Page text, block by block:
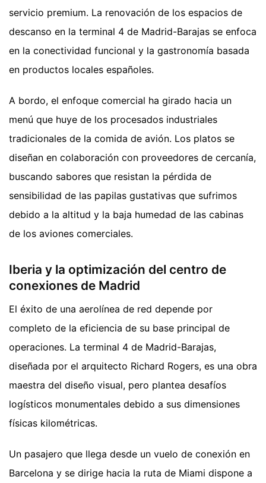
servicio premium. La renovación de los espacios de
descanso en la terminal 4 de Madrid-Barajas se enfoca
en la conectividad funcional y la gastronomía basada
en productos locales españoles.
A bordo, el enfoque comercial ha girado hacia un
menú que huye de los procesados industriales
tradicionales de la comida de avión. Los platos se
diseñan en colaboración con proveedores de cercanía,
buscando sabores que resistan la pérdida de
sensibilidad de las papilas gustativas que sufrimos
debido a la altitud y la baja humedad de las cabinas
de los aviones comerciales.
Iberia y la optimización del centro de
conexiones de Madrid
El éxito de una aerolínea de red depende por
completo de la eficiencia de su base principal de
operaciones. La terminal 4 de Madrid-Barajas,
diseñada por el arquitecto Richard Rogers, es una obra
maestra del diseño visual, pero plantea desafíos
logísticos monumentales debido a sus dimensiones
físicas kilométricas.
Un pasajero que llega desde un vuelo de conexión en
Barcelona y se dirige hacia la ruta de Miami dispone a